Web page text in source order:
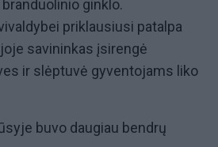
ginklo.
priklausiusi patalpa
savininkas įsirengė
ir slėptuvė gyventojams liko
buvo daugiau bendrų